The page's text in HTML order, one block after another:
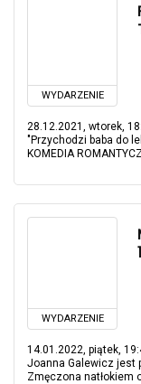
WYDARZENIE
28.12.2021, wtorek,
"Przychodzi baba do
KOMEDIA
WYDARZENIE
14.01.2022, piątek,
Joanna Galewicz jest
Zmęczona natłokiem